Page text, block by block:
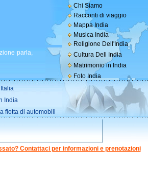
Chi Siamo
Racconti di viaggio
Mappa India
Musica India
Religione Dell'India
parla,
Cultura Dell India
Matrimonio in India
Foto India
India
flotta di automobili
Contattaci per informazioni e prenotazioni